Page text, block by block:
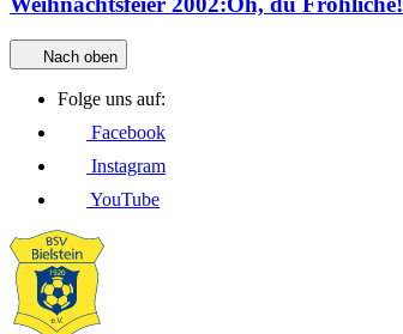
Nach oben
Folge uns auf:
Facebook
Instagram
YouTube